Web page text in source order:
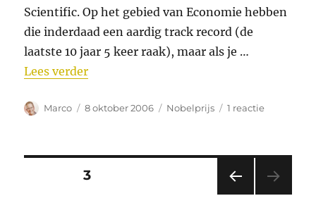
Scientific. Op het gebied van Economie hebben
die inderdaad een aardig track record (de
laatste 10 jaar 5 keer raak), maar als je …
Lees verder“Nog één nachtje slapen!”
Auteur
Marco
Geplaatst
8 oktober 2006 Categorieën
Nobelprijs 1 reactieop
Berichten
PAGINA3